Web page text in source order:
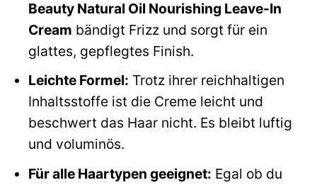
Beauty Natural Oil Nourishing Leave-In
Cream bändigt Frizz und sorgt für ein
glattes, gepflegtes Finish.
Leichte Formel: Trotz ihrer reichhaltigen
Inhaltsstoffe ist die Creme leicht und
beschwert das Haar nicht. Es bleibt luftig
und voluminös.
Für alle Haartypen geeignet: Egal ob du